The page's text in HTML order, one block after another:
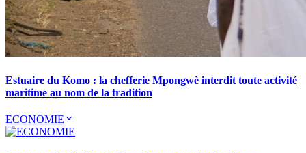
Estuaire du Komo : la chefferie Mpongwè interdit toute activité
maritime au nom de la tradition
ECONOMIE